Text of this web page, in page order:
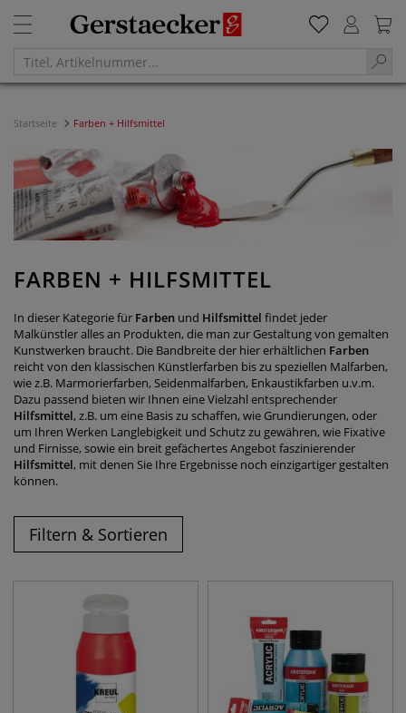
Startseite Farben + Hilfsmittel
FARBEN + HILFSMITTEL
In dieser Kategorie für Farben und Hilfsmittel findet jeder
Malkünstler alles an Produkten, die man zur Gestaltung von gemalten
Kunstwerken braucht. Die Bandbreite der hier erhältlichen Farben
reicht von den klassischen Künstlerfarben bis zu speziellen Malfarben,
wie z.B. Marmorierfarben, Seidenmalfarben, Enkaustikfarben u.v.m.
Dazu passend bieten wir Ihnen eine Vielzahl entsprechender
Hilfsmittel, z.B. um eine Basis zu schaffen, wie Grundierungen, oder
um Ihren Werken Langlebigkeit und Schutz zu gewähren, wie Fixative
und Firnisse, sowie ein breit gefächertes Angebot faszinierender
Hilfsmittel, mit denen Sie Ihre Ergebnisse noch einzigartiger gestalten
können.
Filtern & Sortieren